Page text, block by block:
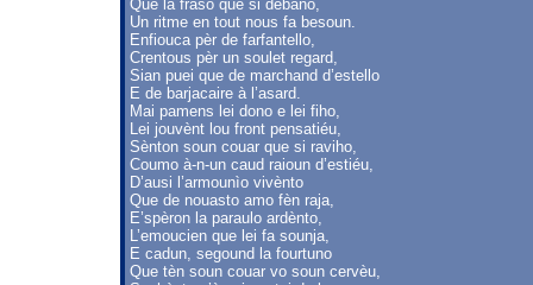
Que la fraso que si debano,
Un ritme en tout nous fa besoun.
Enfiouca pèr de farfantello,
Crentous pèr un soulet regard,
Sian puei que de marchand d’estello
E de barjacaire à l’asard.
Mai pamens lei dono e lei fiho,
Lei jouvènt lou front pensatiéu,
Sènton soun couar que si raviho,
Coumo à-n-un caud raioun d’estiéu,
D’ausi l’armounìo vivènto
Que de nouasto amo fèn raja,
E’spèron la paraulo ardènto,
L’emoucien que lei fa sounja,
E cadun, segound la fourtuno
Que tèn soun couar vo soun cervèu,